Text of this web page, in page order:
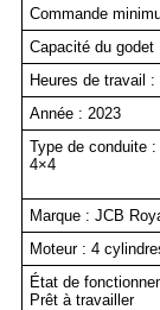
Capacité
Heures de
Année : 2023
Type de conduite :
Marque : JCB
Moteur : 4
État de
Prêt à travailler